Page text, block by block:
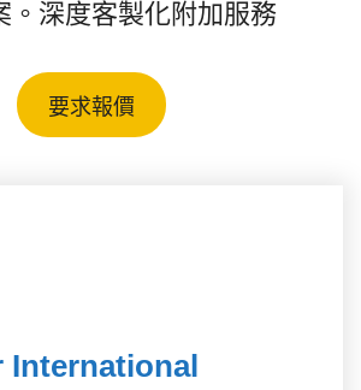
。深度客製化附加服務
要求報價
International